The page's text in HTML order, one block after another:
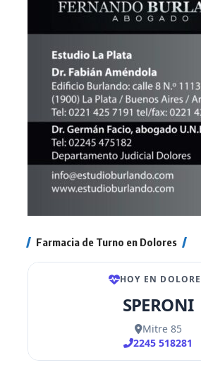
Farmacia de Turno en Dolores